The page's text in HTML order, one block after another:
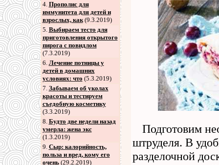
4. Прополис для
иммунитета для детей и
взрослых, как(9.3.2019)
5. Выбираем тесто для
приготовления открытого
пирога с повидлом
(7.3.2019)
6. Лечение потницы у
детей в домашних
условиях: что (5.3.2019)
7. Забываем об уколах
красоты и тестируем
съедобную косметику
(3.3.2019)
8. Будто две недели назад
умерла: жена экс
(1.3.2019)
9. Сыр: калорийность,
польза и вред, кому его
очень(29.2.2019)
Подготовим
штруделя. В
разделочной